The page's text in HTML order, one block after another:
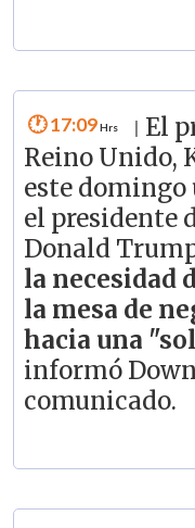
17:09
El
Reino Unido,
este domingo
el presidente
Donald
la necesidad
la mesa de
hacia una
informó
comunicado.